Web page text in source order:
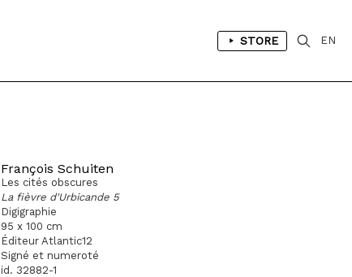
STORE EN
François Schuiten
Les cités obscures
La fièvre d'Urbicande 5
Digigraphie
95 x 100 cm
Éditeur Atlantic12
Signé et numeroté
id. 32882-1